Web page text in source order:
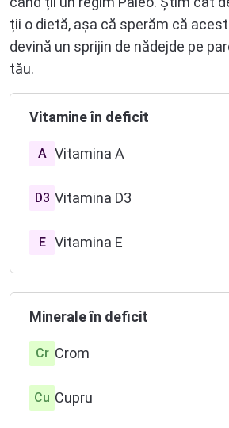
ții o dietă, așa că sperăm că
devină un sprijin de nădejde pe
tău.
Vitamine în deficit
A Vitamina A
D3 Vitamina D3
E Vitamina E
Minerale în deficit
Cr Crom
Cu Cupru